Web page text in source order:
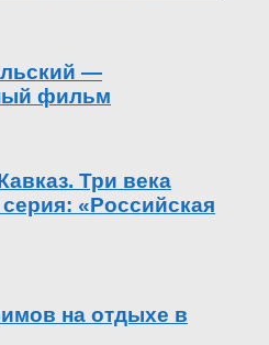
—
фильм
Три века
«Российская
на отдыхе в